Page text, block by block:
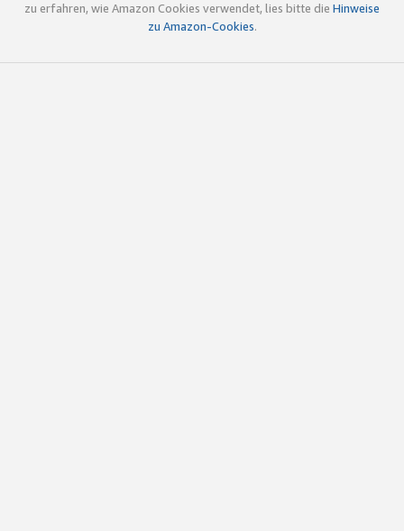
zu erfahren, wie Amazon Cookies verwendet, lies bitte die Hinweise
zu Amazon-Cookies.